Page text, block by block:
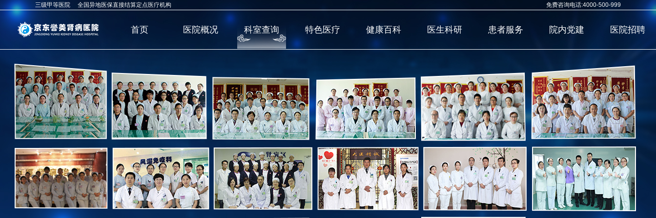
三级甲等医院 全国异地医保直接结算定点医疗机构 免费咨询电话:4000-500-999
首页 医院概况 科室查询 特色医疗 健康百科 医生科研 患者服务 院内党建 医院招聘